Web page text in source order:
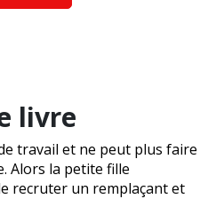
livre
travail et ne peut plus faire
Alors la petite fille
recruter un remplaçant et